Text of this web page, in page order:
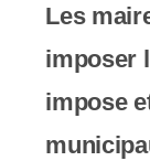
Les
imposer
impose